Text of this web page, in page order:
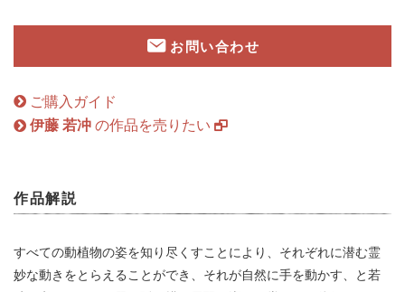
お問い合わせ
ご購入ガイド
伊藤 若冲 の作品を売りたい
作品解説
すべての動植物の姿を知り尽くすことにより、それぞれに潜む霊
妙な動きをとらえることができ、それが自然に手を動かす、と若